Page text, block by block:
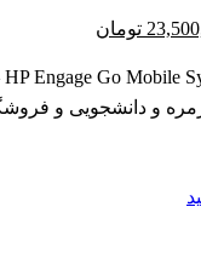
24,500,000 تومان
تومان
و دانشجویی و